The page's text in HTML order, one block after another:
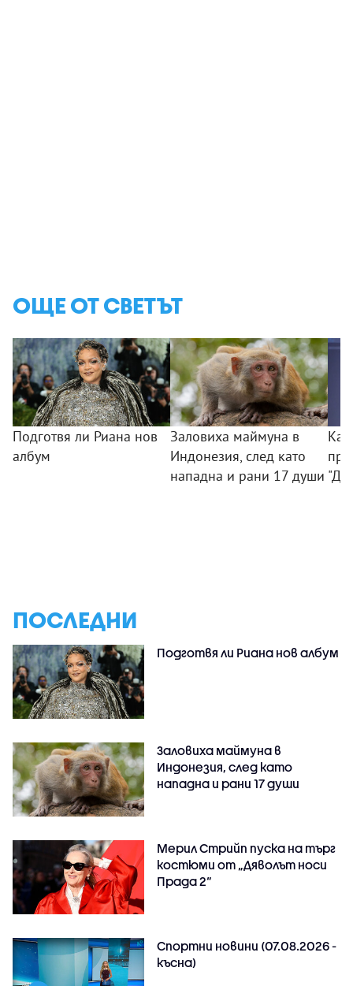
ОЩЕ ОТ СВЕТЪТ
Подготвя ли Риана нов
албум
Заловиха маймуна в
Индонезия, след като
нападна и рани 17 души
ПОСЛЕДНИ
Подготвя ли Риана нов албум
Заловиха маймуна в
Индонезия, след като
нападна и рани 17 души
Мерил Стрийп пуска на търг
костюми от „Дяволът носи
Прада 2“
Спортни новини (07.08.2026 -
късна)